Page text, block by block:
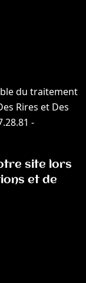
du traitement
Rires et Des
-
site lors
et de